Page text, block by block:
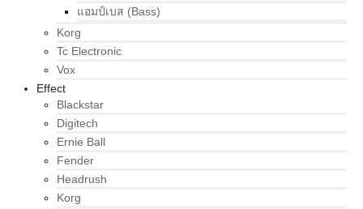
แอมป์เบส (Bass)
Korg
Tc Electronic
Vox
Effect
Blackstar
Digitech
Ernie Ball
Fender
Headrush
Korg